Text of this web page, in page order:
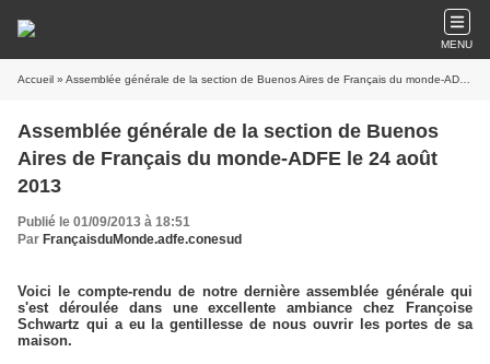
MENU
Accueil » Assemblée générale de la section de Buenos Aires de Français du monde-ADFE le 24 août 2013
Assemblée générale de la section de Buenos
Aires de Français du monde-ADFE le 24 août
2013
Publié le 01/09/2013 à 18:51
Par FrançaisduMonde.adfe.conesud
Voici le compte-rendu de notre dernière assemblée générale qui
s'est déroulée dans une excellente ambiance chez Françoise
Schwartz qui a eu la gentillesse de nous ouvrir les portes de sa
maison.